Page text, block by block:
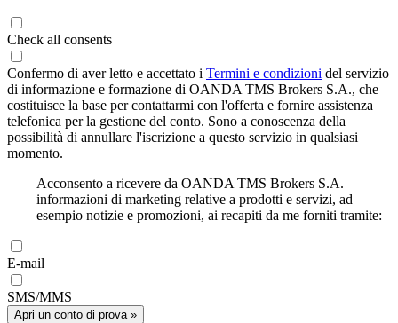
Check all consents
Confermo di aver letto e accettato i Termini e condizioni del servizio
di informazione e formazione di OANDA TMS Brokers S.A., che
costituisce la base per contattarmi con l'offerta e fornire assistenza
telefonica per la gestione del conto. Sono a conoscenza della
possibilità di annullare l'iscrizione a questo servizio in qualsiasi
momento.
Acconsento a ricevere da OANDA TMS Brokers S.A.
informazioni di marketing relative a prodotti e servizi, ad
esempio notizie e promozioni, ai recapiti da me forniti tramite:
E-mail
SMS/MMS
Apri un conto di prova »